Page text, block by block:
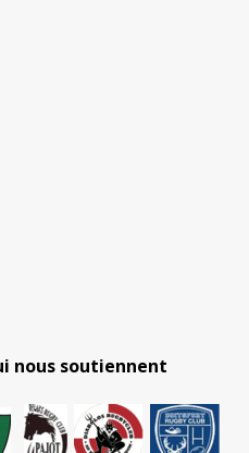
nous soutiennent